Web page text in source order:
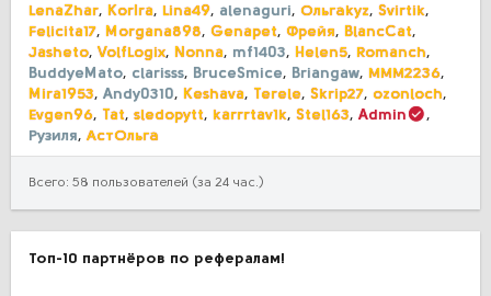
LenaZhar
KorIra Lina49 alenaguri Ольгаkyz Svirtik
Felicita17
Morgana898 Genapet Фрейя
BlancCat
Jasheto VolfLogix Nonna mf1403 Helen5 Romanch
BuddyeMato clarisss BruceSmice Briangaw МММ2236
Mira1953 Andy0310 Keshava Terele Skrip27 ozonloch
Evgen96
Tat sledopytt karrrtav1k Stel163 Admin
Рузиля АстОльга
Всего: 58 пользователей (за 24 час.)
Топ-10 партнёров по рефералам!